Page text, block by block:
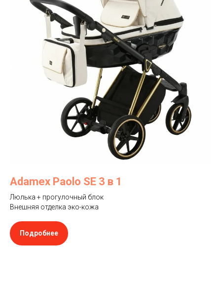
Adamex Paolo SE 3 в 1
Люлька + прогулочный блок
Внешняя отделка эко-кожа
Подробнее